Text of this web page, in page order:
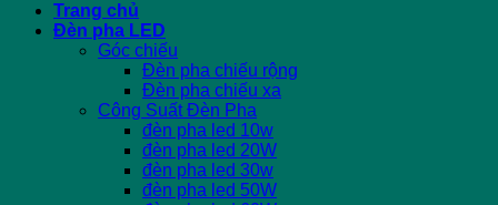
Trang chủ
Đèn pha LED
Góc chiếu
Đèn pha chiếu rộng
Đèn pha chiếu xa
Công Suất Đèn Pha
đèn pha led 10w
đèn pha led 20W
đèn pha led 30w
đèn pha led 50W